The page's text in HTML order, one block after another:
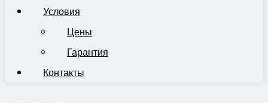
Условия
Цены
Гарантия
Контакты